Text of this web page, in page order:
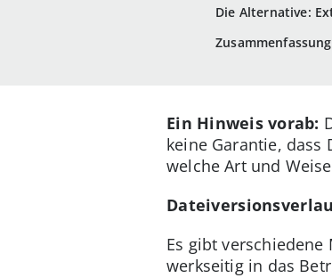
Die Alternative:
Ein Hinweis vorab:
keine Garantie,
welche Art und
Es gibt
werkseitig in das